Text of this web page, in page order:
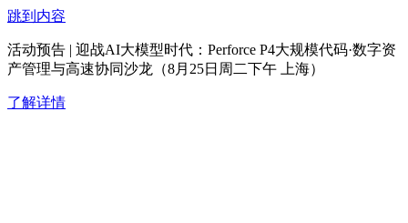
跳到内容
活动预告 | 迎战AI大模型时代：Perforce P4大规模代码·数字资
产管理与高速协同沙龙（8月25日周二下午 上海）
了解详情